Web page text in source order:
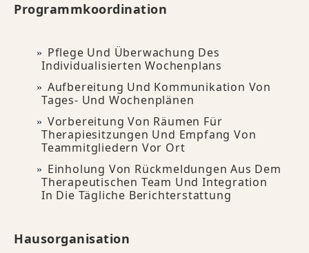
Programmkoordination
Pflege Und Überwachung Des
Individualisierten Wochenplans
Aufbereitung Und Kommunikation Von
Tages- Und Wochenplänen
Vorbereitung Von Räumen Für
Therapiesitzungen Und Empfang Von
Teammitgliedern Vor Ort
Einholung Von Rückmeldungen Aus Dem
Therapeutischen Team Und Integration
In Die Tägliche Berichterstattung
Hausorganisation